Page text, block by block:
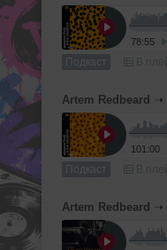
78:55
Подкаст
Artem Redbeard ➝
101:00
Подкаст
Artem Redbeard ➝